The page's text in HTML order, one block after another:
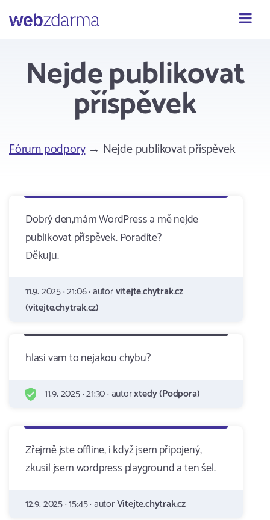
Webzdarma
Nejde publikovat
příspěvek
Fórum podpory→ Nejde publikovat příspěvek
Dobrý den,mám WordPress a mě nejde
publikovat příspěvek. Poradíte?
Děkuju.
11.9. 2025 · 21:06 · autorvitejte.chytrak.cz
(vitejte.chytrak.cz)
hlasi vam to nejakou chybu?
11.9. 2025 · 21:30 · autorxtedy (Podpora)
Zřejmě jste offline, i když jsem připojený,
zkusil jsem wordpress playground a ten šel.
12.9. 2025 · 15:45 · autorVitejte.chytrak.cz